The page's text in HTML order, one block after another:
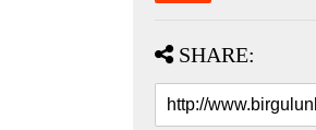
SHARE: